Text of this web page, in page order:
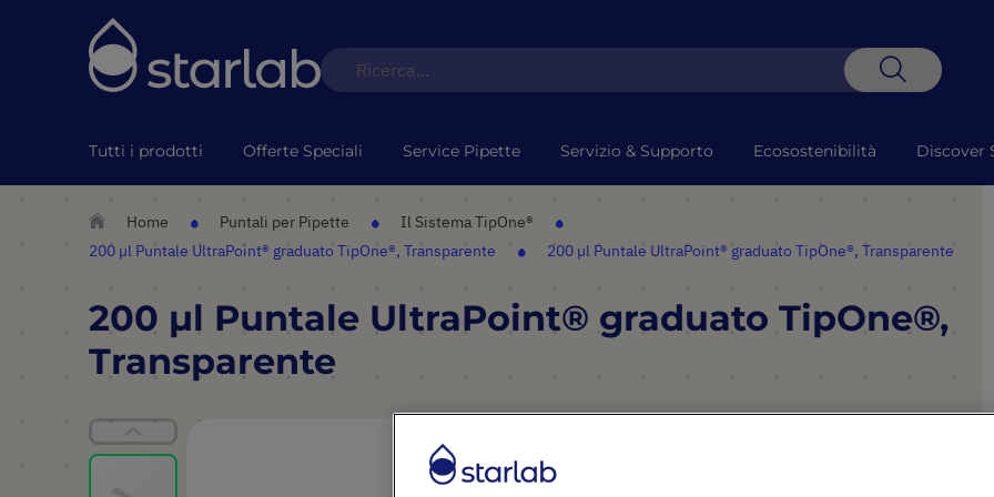
Tutti i prodotti Offerte Speciali Service Pipette Servizio & Supporto Ecosostenibilità Discover
Home Puntali per Pipette
Il Sistema TipOne®
200 µl Puntale UltraPoint® graduato TipOne®, Transparente
200 µl Puntale UltraPoint® graduato TipOne®, Transparente
200 µl Puntale UltraPoint® graduato TipOne®,
Transparente
Vai
alla